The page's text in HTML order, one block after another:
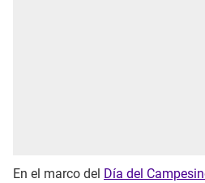
En el marco del Día del